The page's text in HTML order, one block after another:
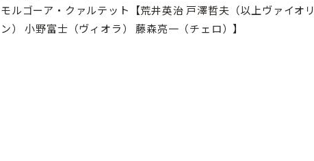
モルゴーア・クァルテット【荒井英治 戸澤哲夫（以上ヴァイオリ
ン） 小野富士（ヴィオラ） 藤森亮一（チェロ）】